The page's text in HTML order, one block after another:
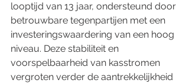
looptijd van 13 jaar, ondersteund door
betrouwbare tegenpartijen met een
investeringswaardering van een hoog
niveau. Deze stabiliteit en
voorspelbaarheid van kasstromen
vergroten verder de aantrekkelijkheid